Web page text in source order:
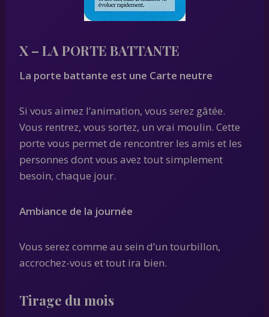
X – LA PORTE BATTANTE
La porte battante est une Carte neutre
Si vous aimez l’animation, vous serez gâtée.
Vous rentrez, vous sortez, un vrai moulin. Cette
porte vous permet de rencontrer les amis et les
personnes dont vous avez tout simplement
besoin, chaque jour.
Ambiance de la journée
Vous serez comme au sein d’un tourbillon,
accrochez-vous et tout ira bien.
Tirage du mois